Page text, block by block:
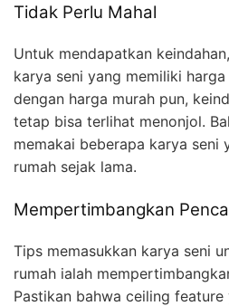
Tidak Perlu Mahal
Untuk mendapatkan
karya seni yang memiliki
dengan harga murah pun,
tetap bisa terlihat menonjol.
memakai beberapa karya seni
rumah sejak lama.
Mempertimbangkan
Tips memasukkan karya seni
rumah ialah
Pastikan bahwa ceiling